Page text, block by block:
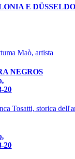
E
Maò, artista
NEGROS
20
Tosatti, storica
20